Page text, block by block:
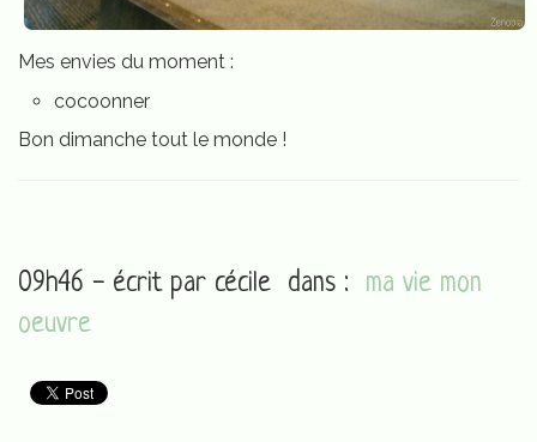
Mes envies du moment :
cocoonner
Bon dimanche tout le monde !
09h46 - écrit par cécile dans : ma vie mon
oeuvre